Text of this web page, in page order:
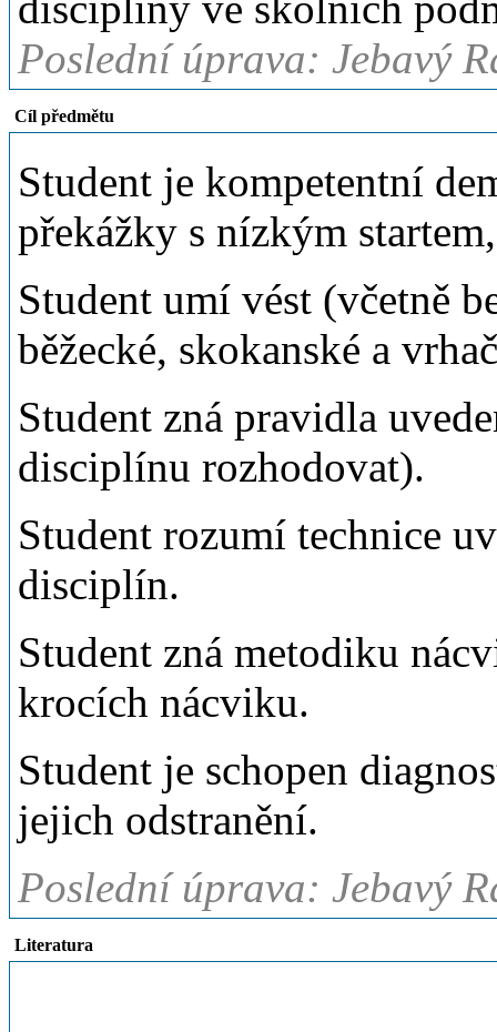
Poslední úprava: Jebavý
Cíl předmětu
Student je kompetentní
překážky s nízkým
Student umí vést (včetně
běžecké, skokanské a
Student zná pravidla
disciplínu rozhodovat).
Student rozumí technice
disciplín.
Student zná metodiku
krocích nácviku.
Student je schopen
jejich odstranění.
Poslední úprava: Jebavý
Literatura